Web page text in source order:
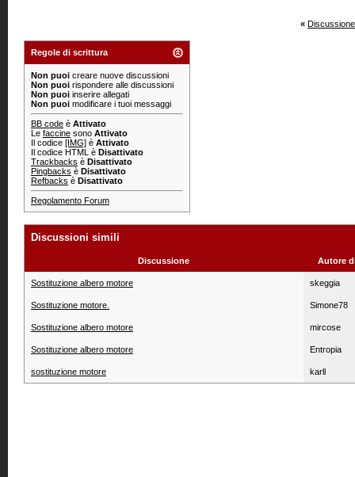
«
Regole di scrittura
Non puoi creare nuove discussioni
Non puoi rispondere alle discussioni
Non puoi inserire allegati
Non puoi modificare i tuoi messaggi
BB code è Attivato
Le faccine sono Attivato
Il codice [IMG] è Attivato
Il codice HTML è Disattivato
Trackbacks è Disattivato
Pingbacks è Disattivato
Refbacks è Disattivato
Regolamento Forum
Discussioni simili
Discussione Autore
Sostituzione albero motore skeggia
Sostituzione motore. Simone78
Sostituzione albero motore mircose
Sostituzione albero motore Entropia
sostituzione motore karll